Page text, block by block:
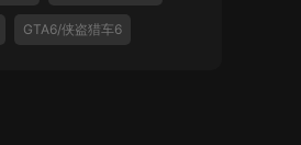
GTA6/侠盗猎车6